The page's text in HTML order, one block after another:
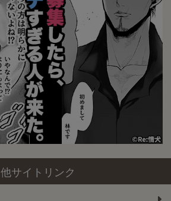
他サイトリンク